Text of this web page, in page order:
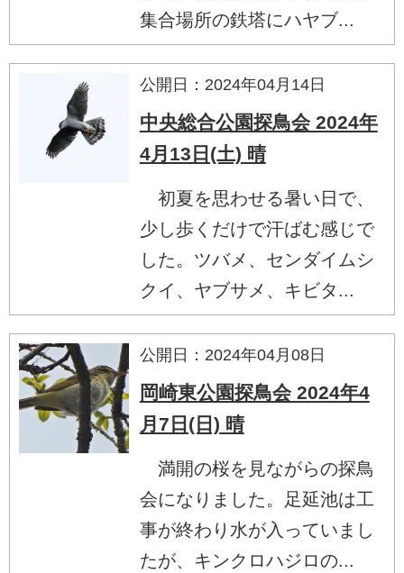
集合場所の鉄塔にハヤブ...
公開日：2024年04月14日
中央総合公園探鳥会 2024年
4月13日(土) 晴
初夏を思わせる暑い日で、
少し歩くだけで汗ばむ感じで
した。ツバメ、センダイムシ
クイ、ヤブサメ、キビタ...
公開日：2024年04月08日
岡崎東公園探鳥会 2024年4
月7日(日) 晴
満開の桜を見ながらの探鳥
会になりました。足延池は工
事が終わり水が入っていまし
たが、キンクロハジロの...